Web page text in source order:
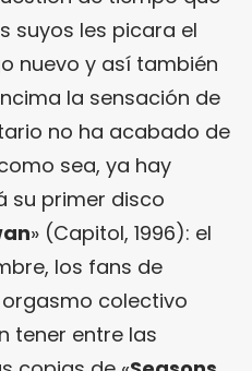
suyos les picara el
nuevo y así también
la sensación de
no ha acabado de
sea, ya hay
su primer disco
» (Capitol, 1996): el
los fans de
colectivo
tener entre las